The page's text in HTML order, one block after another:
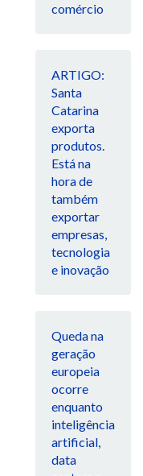
comércio
ARTIGO:
Santa
Catarina
exporta
produtos.
Está na
hora de
também
exportar
empresas,
tecnologia
e inovação
Queda na
geração
europeia
ocorre
enquanto
inteligência
artificial,
data